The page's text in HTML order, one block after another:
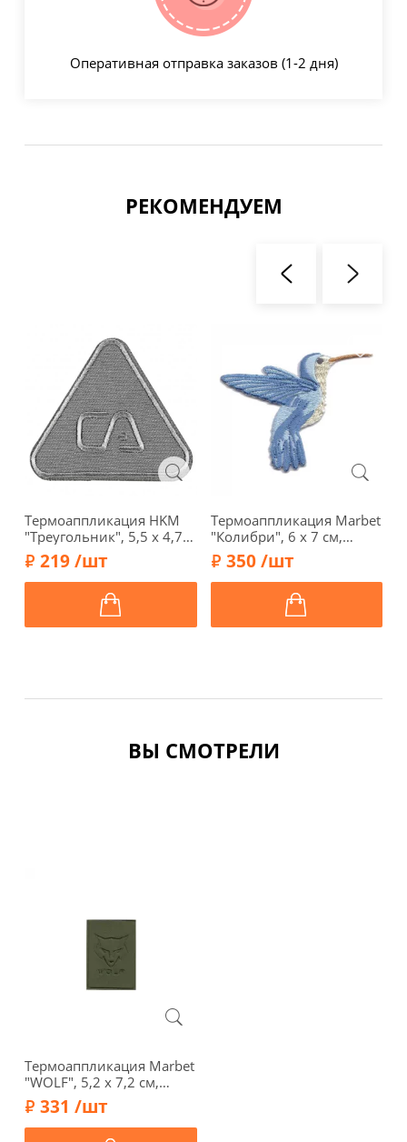
Оперативная отправка заказов (1-2 дня)
РЕКОМЕНДУЕМ
Термоаппликация HKM
"Треугольник", 5,5 х 4,7
см, цвет серый, 38629-8
219 /шт
Термоаппликация Marbet
"Колибри", 6 х 7 см,
569876.А
350 /шт
ВЫ СМОТРЕЛИ
Термоаппликация Marbet
"WOLF", 5,2 х 7,2 см,
зеленый, арт. 565277.019
331 /шт